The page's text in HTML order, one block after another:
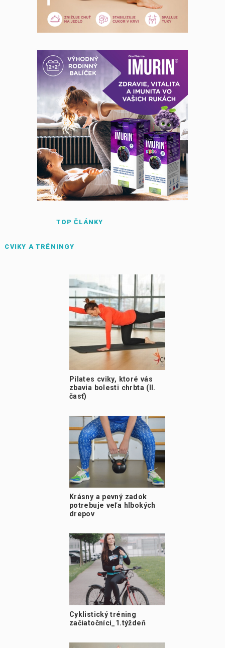
TOP ČLÁNKY
CVIKY A TRÉNINGY
Pilates cviky, ktoré vás
zbavia bolesti chrbta (II.
časť)
Krásny a pevný zadok
potrebuje veľa hlbokých
drepov
Cyklistický tréning
začiatočníci_1.týždeň